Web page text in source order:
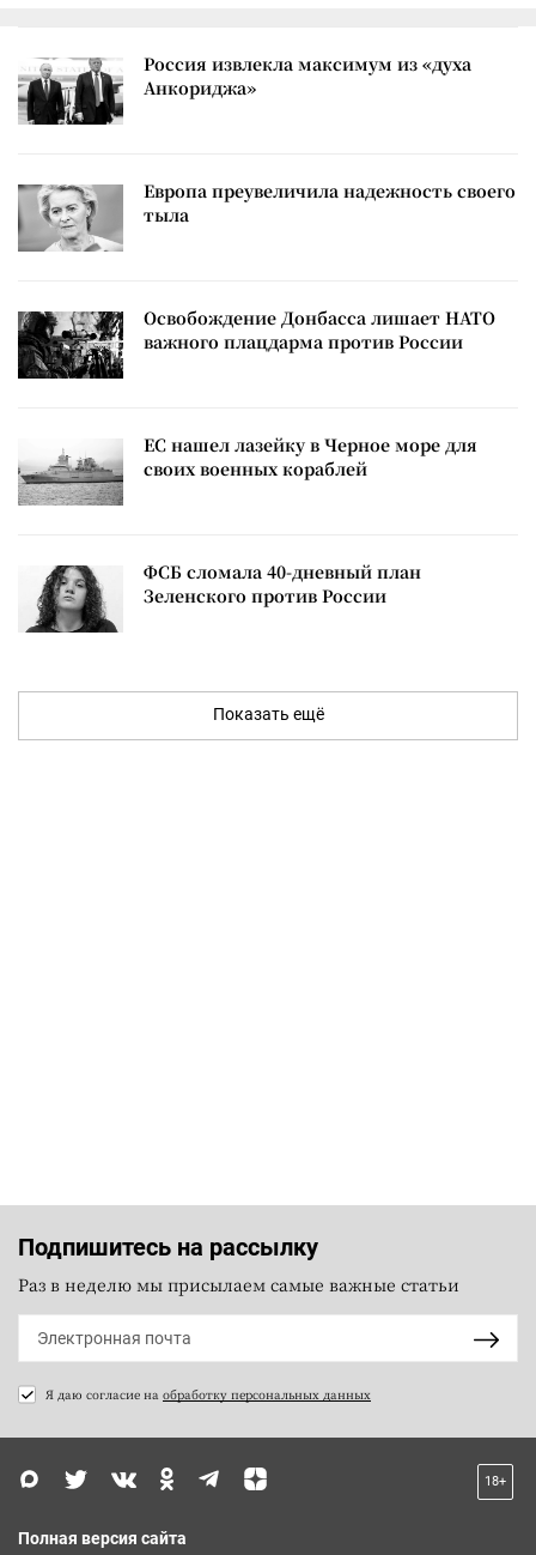
Россия извлекла максимум из «духа
Анкориджа»
Европа преувеличила надежность своего
тыла
Освобождение Донбасса лишает НАТО
важного плацдарма против России
ЕС нашел лазейку в Черное море для
своих военных кораблей
ФСБ сломала 40-дневный план
Зеленского против России
Показать ещё
Подпишитесь на рассылку
Раз в неделю мы присылаем самые важные статьи
Я даю согласие на обработку персональных данных
18+
Полная версия сайта